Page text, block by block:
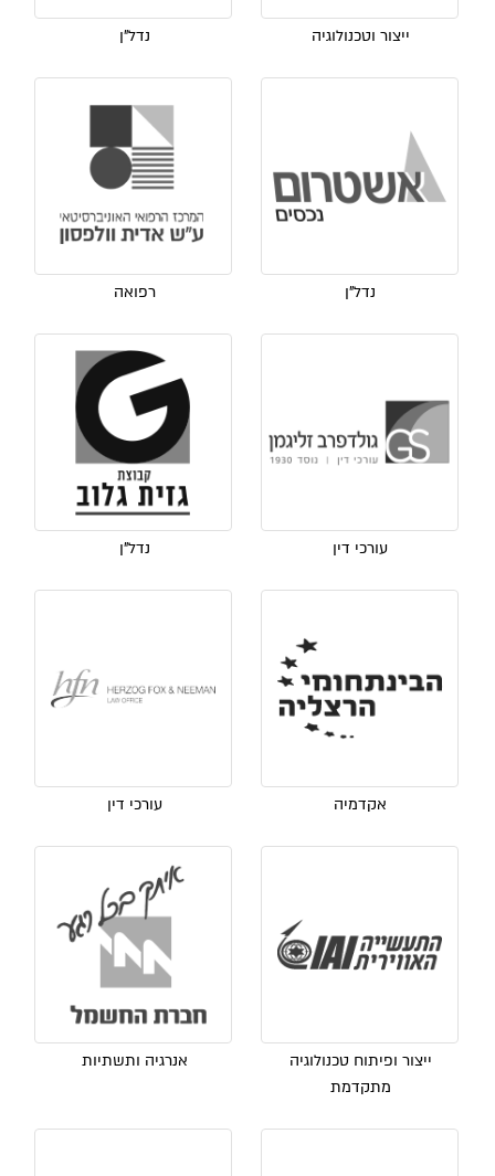
ייצור וטכנולוגיה נדל"ן
נדל"ן רפואה
עורכי דין נדל"ן
אקדמיה עורכי דין
ייצור ופיתוח טכנולוגיה
מתקדמת
אנרגיה ותשתיות